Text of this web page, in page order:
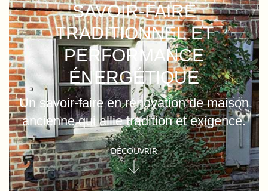
SAVOIR-FAIRE
TRADITIONNEL ET
PERFORMANCE
ÉNERGÉTIQUE
Un savoir-faire en rénovation de maison
ancienne qui allie tradition et exigence.
DÉCOUVRIR